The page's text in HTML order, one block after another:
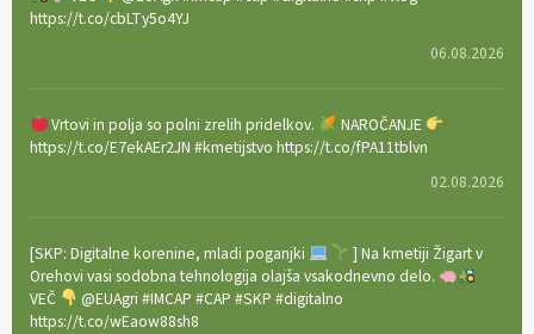
https://t.co/cbLTy5o4YJ
06.08.2026
Vrtovi in polja so polni zrelih pridelkov.
NAROČANJE
https://t.co/E7ekAEr2JN #kmetijstvo https://t.co/fPA11tblvn
02.08.2026
[SKP: Digitalne korenine, mladi poganjki
] Na kmetiji Žigart v
Orehovi vasi sodobna tehnologija olajša vsakodnevno delo.
VEČ
@EUAgri #IMCAP #CAP #SKP #digitalno
https://t.co/wEaow88sh8